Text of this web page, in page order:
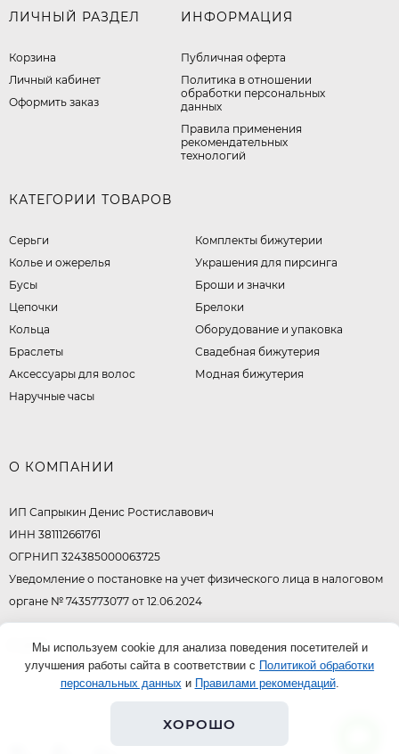
ЛИЧНЫЙ РАЗДЕЛ
Корзина
Личный кабинет
Оформить заказ
ИНФОРМАЦИЯ
Публичная оферта
​Политика в отношении
обработки персональных
данных
Правила применения
рекомендательных
технологий
КАТЕГОРИИ ТОВАРОВ
Серьги
Колье и ожерелья
Бусы
Цепочки
Кольца
Браслеты
Аксессуары для волос
Наручные часы
Комплекты бижутерии
Украшения для пирсинга
Броши и значки
Брелоки
Оборудование и упаковка
Свадебная бижутерия
Модная бижутерия
О КОМПАНИИ
ИП Сапрыкин Денис Ростиславович
ИНН 381112661761
ОГРНИП 324385000063725
Уведомление о постановке на учет физического лица в налоговом
органе № 7435773077 от 12.06.2024
© 2026Мы используем cookie для анализа поведения посетителей и
улучшения работы сайта в соответствии с Политикой обработки
персональных данных и Правилами рекомендаций.
ХОРОШО